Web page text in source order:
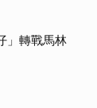
」轉戰馬林